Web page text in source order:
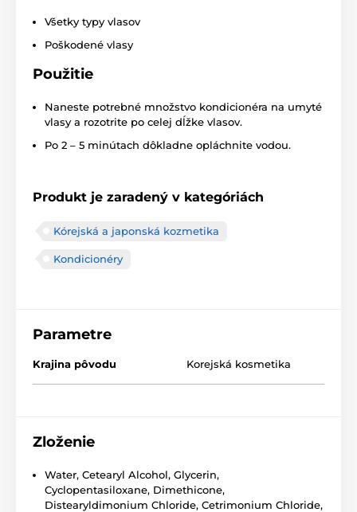
Všetky typy vlasov
Poškodené vlasy
Použitie
Naneste potrebné množstvo kondicionéra na umyté
vlasy a rozotrite po celej dĺžke vlasov.
Po 2 – 5 minútach dôkladne opláchnite vodou.
Produkt je zaradený v kategóriách
Kórejská a japonská kozmetika
Kondicionéry
Parametre
Krajina pôvodu Korejská kosmetika
Zloženie
Water, Cetearyl Alcohol, Glycerin,
Cyclopentasiloxane, Dimethicone,
Distearyldimonium Chloride, Cetrimonium Chloride,